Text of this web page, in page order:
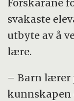
Forskarane
svakaste
utbyte av å
lære.
– Barn lærer
kunnskapen